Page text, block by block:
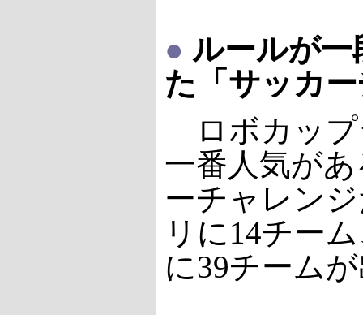
● ルールが
た「サッカ
ロボカップ
一番人気が
ーチャレン
リに14チー
に39チーム